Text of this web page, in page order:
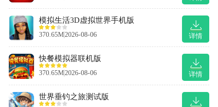
详情
模拟生活3D虚拟世界手机版
370.65M2026-08-06
详情
快餐模拟器联机版
370.65M2026-08-06
世界垂钓之旅测试版